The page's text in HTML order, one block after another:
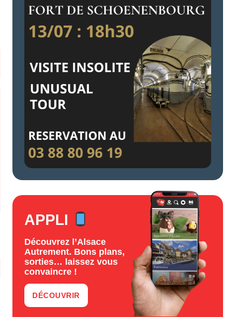
APPLI
Découvrez l’Alsace
Autrement. Bons plans,
sorties… laissez vous
convaincre !
DÉCOUVRIR